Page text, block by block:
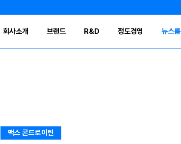
회사소개 브랜드 R&D 정도경영 뉴스룸
맥스 콘드로이틴